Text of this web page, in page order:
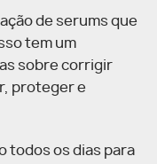
de serums que
tem um
sobre corrigir
proteger e
todos os dias para